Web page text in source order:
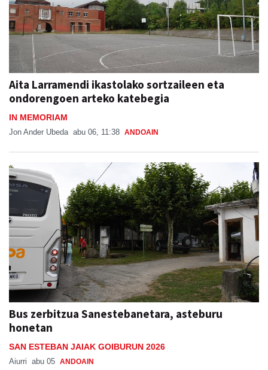
Aita Larramendi ikastolako sortzaileen eta
ondorengoen arteko katebegia
IN MEMORIAM
Jon Ander Ubeda abu 06, 11:38 ANDOAIN
Bus zerbitzua Sanestebanetara, asteburu
honetan
SAN ESTEBAN JAIAK GOIBURUN 2026
Aiurri abu 05 ANDOAIN